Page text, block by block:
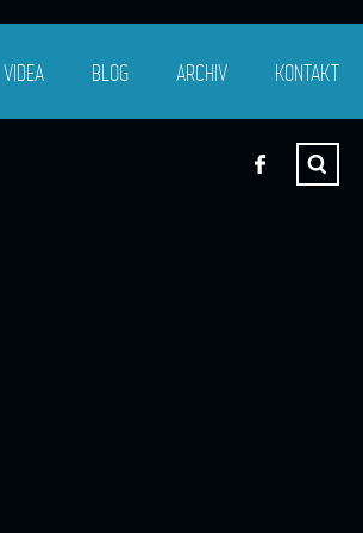
VIDEA BLOG ARCHIV KONTAKT